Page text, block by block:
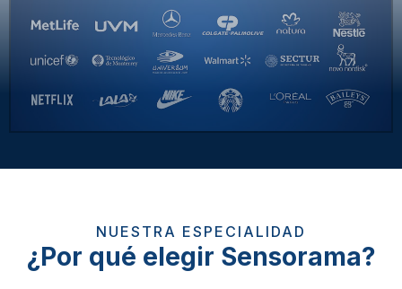
NUESTRA ESPECIALIDAD​
¿Por qué elegir Sensorama?